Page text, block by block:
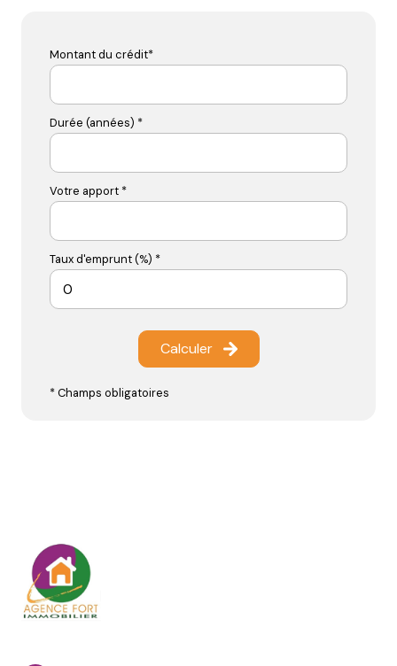
Montant du crédit*
Durée (années) *
Votre apport *
Taux d'emprunt (%) *
Calculer
* Champs obligatoires